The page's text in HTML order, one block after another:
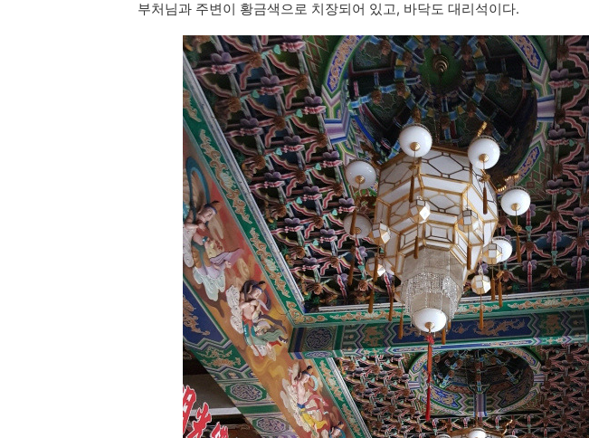
부처님과 주변이 황금색으로 치장되어 있고, 바닥도 대리석이다.